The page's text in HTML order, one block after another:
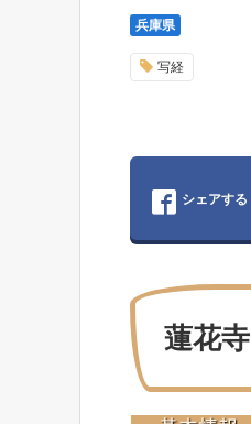
兵庫県
写経
シェアする
蓮花寺